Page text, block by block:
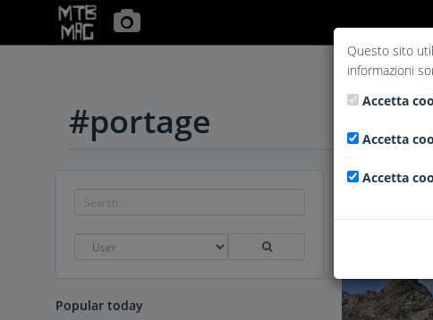
#portage
Popular today
Questo sito
informazioni
Accetta
Accetta
Accetta